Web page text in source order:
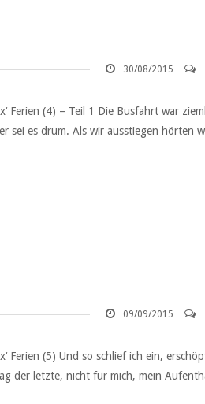
30/08/2015
Ferien (4) – Teil 1 Die Busfahrt war
sei es drum. Als wir ausstiegen hörten
09/09/2015
Ferien (5) Und so schlief ich ein,
der letzte, nicht für mich, mein